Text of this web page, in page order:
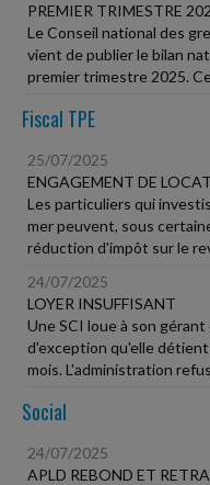
PREMIER TRIMESTRE
Le Conseil national des
vient de publier le bilan
premier trimestre 2025.
Fiscal TPE
25/07/2025
ENGAGEMENT DE
Les particuliers qui
mer peuvent, sous
réduction d'impôt sur le
24/07/2025
LOYER INSUFFISANT
Une SCI loue à son
d'exception qu'elle
mois. L'administration
Social
24/07/2025
APLD REBOND ET